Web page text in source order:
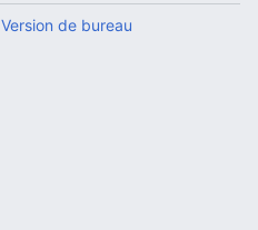
Version de bureau